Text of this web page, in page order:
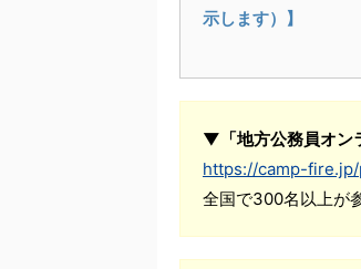
示します）】
▼「地方公務員オン
https://camp-
全国で300名以上が